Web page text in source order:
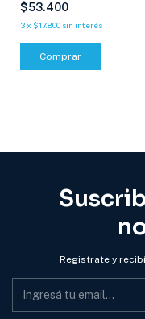
$53.400
3x $17.800 sin interés
Registrate y